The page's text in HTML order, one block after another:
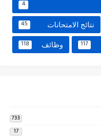
4
نتائج الامتحانات 45
117 وظائف 118
733
17